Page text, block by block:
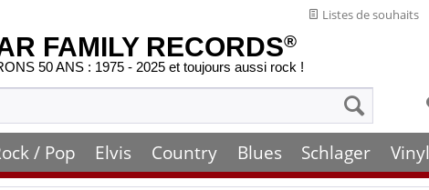
Listes de souhaits
FAMILY RECORDS®
50 ANS : 1975 - 2025 et toujours aussi rock !
/ Pop Elvis Country Blues Schlager Vinyl